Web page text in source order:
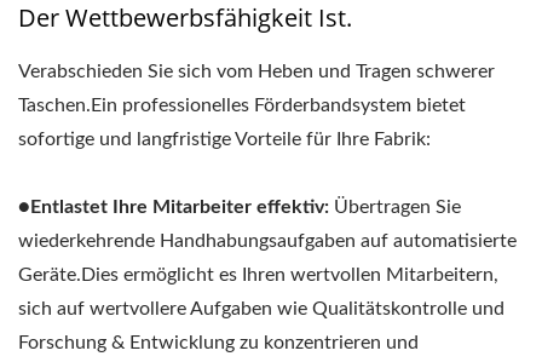
Der Wettbewerbsfähigkeit Ist.
Verabschieden Sie sich vom Heben und Tragen schwerer
Taschen.Ein professionelles Förderbandsystem bietet
sofortige und langfristige Vorteile für Ihre Fabrik:
●Entlastet Ihre Mitarbeiter effektiv: Übertragen Sie
wiederkehrende Handhabungsaufgaben auf automatisierte
Geräte.Dies ermöglicht es Ihren wertvollen Mitarbeitern,
sich auf wertvollere Aufgaben wie Qualitätskontrolle und
Forschung & Entwicklung zu konzentrieren und